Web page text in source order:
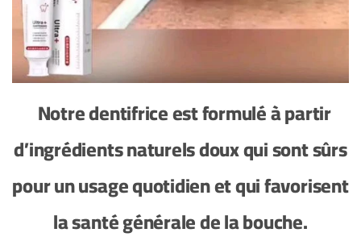
Notre dentifrice est formulé à partir
d’ingrédients naturels doux qui sont sûrs
pour un usage quotidien et qui favorisent
la santé générale de la bouche.